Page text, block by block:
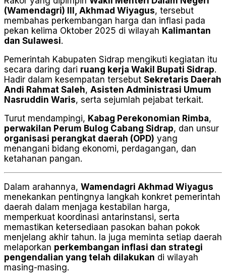
(Wamendagri) III, Akhmad Wiyagus, tersebut
membahas perkembangan harga dan inflasi pada
pekan kelima Oktober 2025 di wilayah Kalimantan
dan Sulawesi.
Pemerintah Kabupaten Sidrap mengikuti kegiatan itu
secara daring dari ruang kerja Wakil Bupati Sidrap.
Hadir dalam kesempatan tersebut Sekretaris Daerah
Andi Rahmat Saleh, Asisten Administrasi Umum
Nasruddin Waris, serta sejumlah pejabat terkait.
Turut mendampingi, Kabag Perekonomian Rimba,
perwakilan Perum Bulog Cabang Sidrap, dan unsur
organisasi perangkat daerah (OPD) yang
menangani bidang ekonomi, perdagangan, dan
ketahanan pangan.
Dalam arahannya, Wamendagri Akhmad Wiyagus
menekankan pentingnya langkah konkret pemerintah
daerah dalam menjaga kestabilan harga,
memperkuat koordinasi antarinstansi, serta
memastikan ketersediaan pasokan bahan pokok
menjelang akhir tahun. Ia juga meminta setiap daerah
melaporkan perkembangan inflasi dan strategi
pengendalian yang telah dilakukan di wilayah
masing-masing.